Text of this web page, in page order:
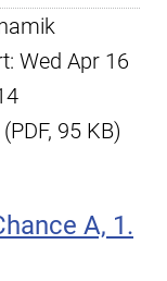
Wed Apr 16
(PDF, 95 KB)
A, 1.